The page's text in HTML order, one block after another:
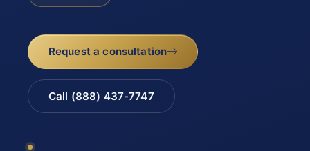
Request a consultation
Call (888) 437-7747